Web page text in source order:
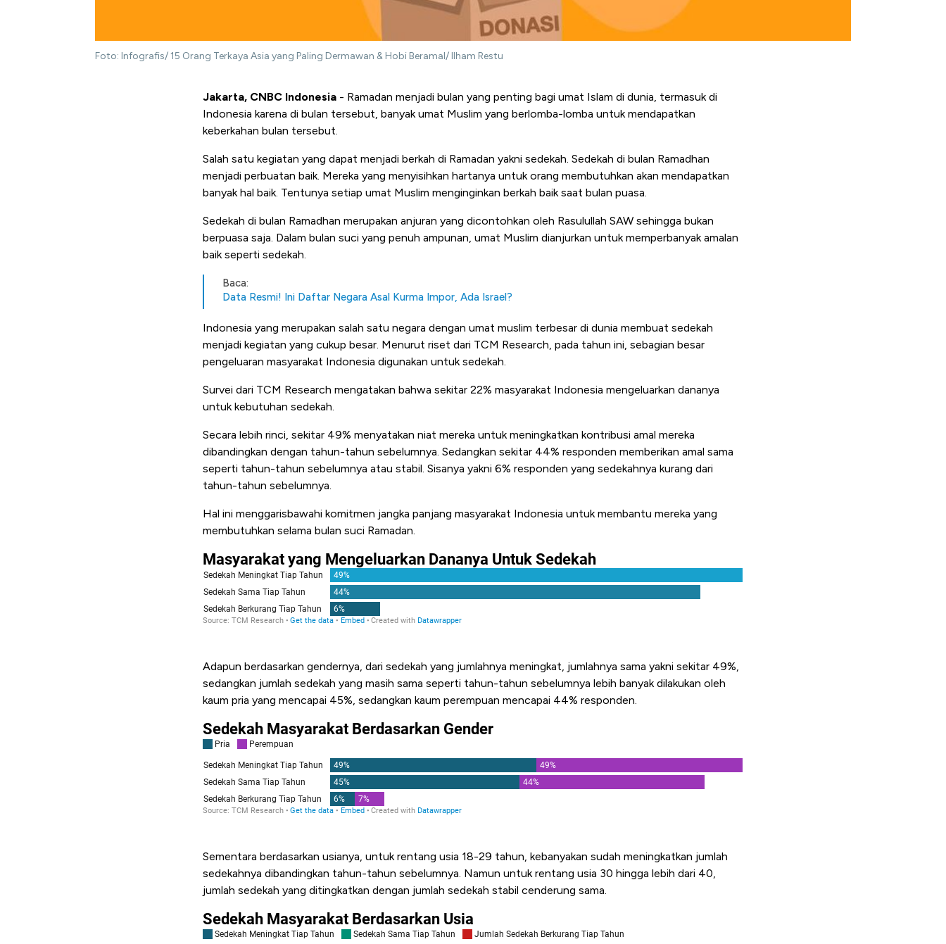
Foto: Infografis/ 15 Orang Terkaya Asia yang Paling Dermawan & Hobi Beramal/ Ilham Restu
Jakarta, CNBC Indonesia - Ramadan menjadi bulan yang penting bagi umat Islam di dunia, termasuk di
Indonesia karena di bulan tersebut, banyak umat Muslim yang berlomba-lomba untuk mendapatkan
keberkahan bulan tersebut.
Salah satu kegiatan yang dapat menjadi berkah di Ramadan yakni sedekah. Sedekah di bulan Ramadhan
menjadi perbuatan baik. Mereka yang menyisihkan hartanya untuk orang membutuhkan akan mendapatkan
banyak hal baik. Tentunya setiap umat Muslim menginginkan berkah baik saat bulan puasa.
Sedekah di bulan Ramadhan merupakan anjuran yang dicontohkan oleh Rasulullah SAW sehingga bukan
berpuasa saja. Dalam bulan suci yang penuh ampunan, umat Muslim dianjurkan untuk memperbanyak amalan
baik seperti sedekah.
Baca:
Data Resmi! Ini Daftar Negara Asal Kurma Impor, Ada Israel?
Indonesia yang merupakan salah satu negara dengan umat muslim terbesar di dunia membuat sedekah
menjadi kegiatan yang cukup besar. Menurut riset dari TCM Research, pada tahun ini, sebagian besar
pengeluaran masyarakat Indonesia digunakan untuk sedekah.
Survei dari TCM Research mengatakan bahwa sekitar 22% masyarakat Indonesia mengeluarkan dananya
untuk kebutuhan sedekah.
Secara lebih rinci, sekitar 49% menyatakan niat mereka untuk meningkatkan kontribusi amal mereka
dibandingkan dengan tahun-tahun sebelumnya. Sedangkan sekitar 44% responden memberikan amal sama
seperti tahun-tahun sebelumnya atau stabil. Sisanya yakni 6% responden yang sedekahnya kurang dari
tahun-tahun sebelumnya.
Hal ini menggarisbawahi komitmen jangka panjang masyarakat Indonesia untuk membantu mereka yang
membutuhkan selama bulan suci Ramadan.
Adapun berdasarkan gendernya, dari sedekah yang jumlahnya meningkat, jumlahnya sama yakni sekitar 49%,
sedangkan jumlah sedekah yang masih sama seperti tahun-tahun sebelumnya lebih banyak dilakukan oleh
kaum pria yang mencapai 45%, sedangkan kaum perempuan mencapai 44% responden.
Sementara berdasarkan usianya, untuk rentang usia 18-29 tahun, kebanyakan sudah meningkatkan jumlah
sedekahnya dibandingkan tahun-tahun sebelumnya. Namun untuk rentang usia 30 hingga lebih dari 40,
jumlah sedekah yang ditingkatkan dengan jumlah sedekah stabil cenderung sama.